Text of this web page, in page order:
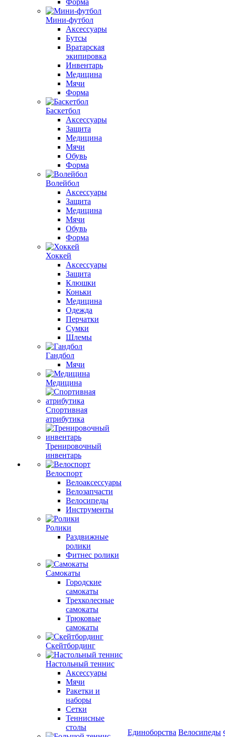
Форма
Мини-футбол
Аксессуары
Бутсы
Вратарская
экипировка
Инвентарь
Медицина
Мячи
Форма
Баскетбол
Аксессуары
Защита
Медицина
Мячи
Обувь
Форма
Волейбол
Аксессуары
Защита
Медицина
Мячи
Обувь
Форма
Хоккей
Аксессуары
Защита
Клюшки
Коньки
Медицина
Одежда
Перчатки
Сумки
Шлемы
Гандбол
Мячи
Медицина
Спортивная
атрибутика
Тренировочный
инвентарь
Велоспорт
Велоаксессуары
Велозапчасти
Велосипеды
Инструменты
Ролики
Раздвижные
ролики
Фитнес ролики
Самокаты
Городские
самокаты
Трехколесные
самокаты
Трюковые
самокаты
Скейтбординг
Настольный теннис
Аксессуары
Мячи
Ракетки и
наборы
Сетки
Теннисные
столы
Единоборства Велосипеды